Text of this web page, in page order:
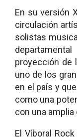
En su versión
circulación
solistas
proyección de
uno de los
en el país y
como una
con una
El Víboral